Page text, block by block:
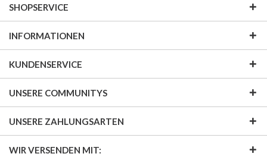
SHOPSERVICE
INFORMATIONEN
KUNDENSERVICE
UNSERE COMMUNITYS
UNSERE ZAHLUNGSARTEN
WIR VERSENDEN MIT: